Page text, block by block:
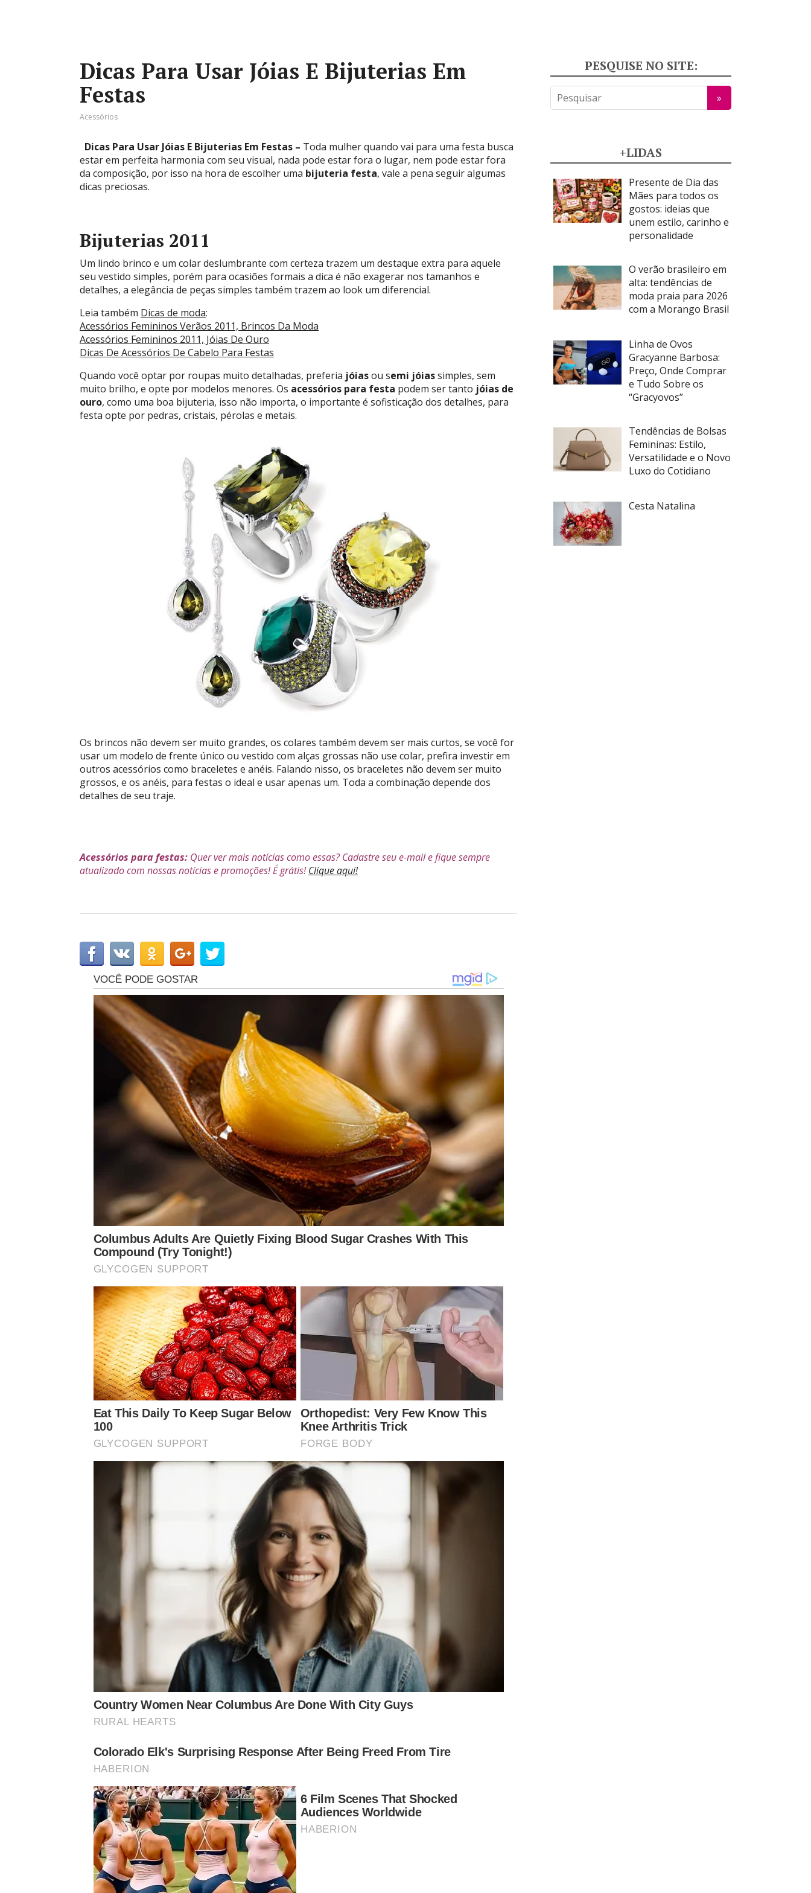
Dicas Para Usar Jóias E Bijuterias Em
Festas
Acessórios
Dicas Para Usar Jóias E Bijuterias Em Festas – Toda mulher quando vai para uma festa busca
estar em perfeita harmonia com seu visual, nada pode estar fora o lugar, nem pode estar fora
da composição, por isso na hora de escolher uma bijuteria festa, vale a pena seguir algumas
dicas preciosas.
Bijuterias 2011
Um lindo brinco e um colar deslumbrante com certeza trazem um destaque extra para aquele
seu vestido simples, porém para ocasiões formais a dica é não exagerar nos tamanhos e
detalhes, a elegância de peças simples também trazem ao look um diferencial.
Leia também Dicas de moda:
Acessórios Femininos Verãos 2011, Brincos Da Moda
Acessórios Femininos 2011, Jóias De Ouro
Dicas De Acessórios De Cabelo Para Festas
Quando você optar por roupas muito detalhadas, preferia jóiasou semi jóiassimples, sem
muito brilho, e opte por modelos menores. Os acessórios para festa podem ser tanto jóias de
ouro, como uma boa bijuteria, isso não importa, o importante é sofisticação dos detalhes, para
festa opte por pedras, cristais, pérolas e metais.
Os brincos não devem ser muito grandes, os colares também devem ser mais curtos, se você for
usar um modelo de frente único ou vestido com alças grossas não use colar, prefira investir em
outros acessórios como braceletes e anéis. Falando nisso, os braceletes não devem ser muito
grossos, e os anéis, para festas o ideal e usar apenas um. Toda a combinação depende dos
detalhes de seu traje.
Acessórios para festas: Quer ver mais notícias como essas? Cadastre seu e-mail e fique sempre
atualizado com nossas notícias e promoções! É grátis!Clique aqui!
PESQUISE NO SITE:
+LIDAS
Presente de Dia das
Mães para todos os
gostos: ideias que
unem estilo, carinho e
personalidade
O verão brasileiro em
alta: tendências de
moda praia para 2026
com a Morango Brasil
Linha de Ovos
Gracyanne Barbosa:
Preço, Onde Comprar
e Tudo Sobre os
“Gracyovos”
Tendências de Bolsas
Femininas: Estilo,
Versatilidade e o Novo
Luxo do Cotidiano
Cesta Natalina